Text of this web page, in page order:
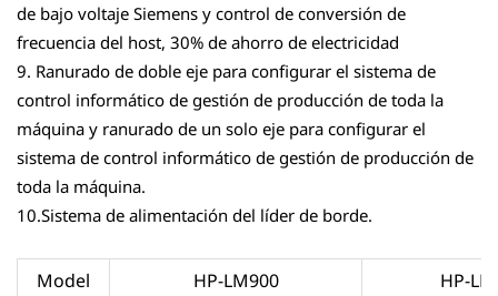
de bajo voltaje Siemens y control de conversión de
frecuencia del host, 30% de ahorro de electricidad
9. Ranurado de doble eje para configurar el sistema de
control informático de gestión de producción de toda la
máquina y ranurado de un solo eje para configurar el
sistema de control informático de gestión de producción de
toda la máquina.
10.Sistema de alimentación del líder de borde.
Model HP-LM900
HP-